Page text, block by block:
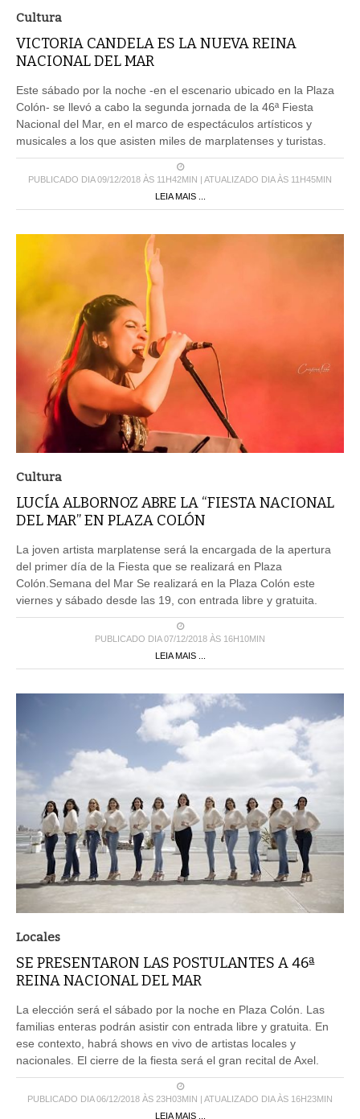
Cultura
VICTORIA CANDELA ES LA NUEVA REINA
NACIONAL DEL MAR
Este sábado por la noche -en el escenario ubicado en la Plaza
Colón- se llevó a cabo la segunda jornada de la 46ª Fiesta
Nacional del Mar, en el marco de espectáculos artísticos y
musicales a los que asisten miles de marplatenses y turistas.
PUBLICADO DIA 09/12/2018 ÀS 11H42MIN | ATUALIZADO DIA ÀS 11H45MIN
LEIA MAIS ...
Cultura
LUCÍA ALBORNOZ ABRE LA “FIESTA NACIONAL
DEL MAR” EN PLAZA COLÓN
La joven artista marplatense será la encargada de la apertura
del primer día de la Fiesta que se realizará en Plaza
Colón.Semana del Mar Se realizará en la Plaza Colón este
viernes y sábado desde las 19, con entrada libre y gratuita.
PUBLICADO DIA 07/12/2018 ÀS 16H10MIN
LEIA MAIS ...
Locales
SE PRESENTARON LAS POSTULANTES A 46ª
REINA NACIONAL DEL MAR
La elección será el sábado por la noche en Plaza Colón. Las
familias enteras podrán asistir con entrada libre y gratuita. En
ese contexto, habrá shows en vivo de artistas locales y
nacionales. El cierre de la fiesta será el gran recital de Axel.
PUBLICADO DIA 06/12/2018 ÀS 23H03MIN | ATUALIZADO DIA ÀS 16H23MIN
LEIA MAIS ...